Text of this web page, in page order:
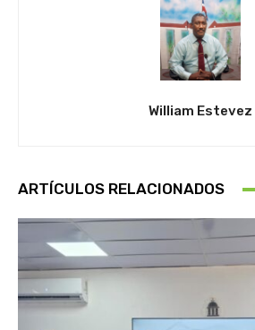
William Estevez
ARTÍCULOS RELACIONADOS